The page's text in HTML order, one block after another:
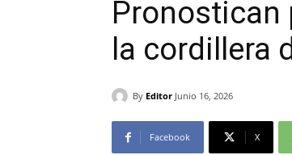
Pronostican
la cordillera
By Editor Junio 16, 2026
Facebook X